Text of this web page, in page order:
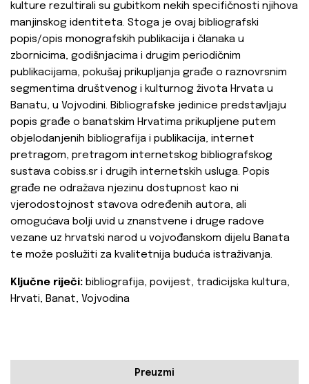
kulture rezultirali su gubitkom nekih specifičnosti njihova
manjinskog identiteta. Stoga je ovaj bibliografski
popis/opis monografskih publikacija i članaka u
zbornicima, godišnjacima i drugim periodičnim
publikacijama, pokušaj prikupljanja građe o raznovrsnim
segmentima društvenog i kulturnog života Hrvata u
Banatu, u Vojvodini. Bibliografske jedinice predstavljaju
popis građe o banatskim Hrvatima prikupljene putem
objelodanjenih bibliografija i publikacija, internet
pretragom, pretragom internetskog bibliografskog
sustava cobiss.sr i drugih internetskih usluga. Popis
građe ne odražava njezinu dostupnost kao ni
vjerodostojnost stavova određenih autora, ali
omogućava bolji uvid u znanstvene i druge radove
vezane uz hrvatski narod u vojvođanskom dijelu Banata
te može poslužiti za kvalitetnija buduća istraživanja.
Ključne riječi: bibliografija, povijest, tradicijska kultura,
Hrvati, Banat, Vojvodina
Preuzmi